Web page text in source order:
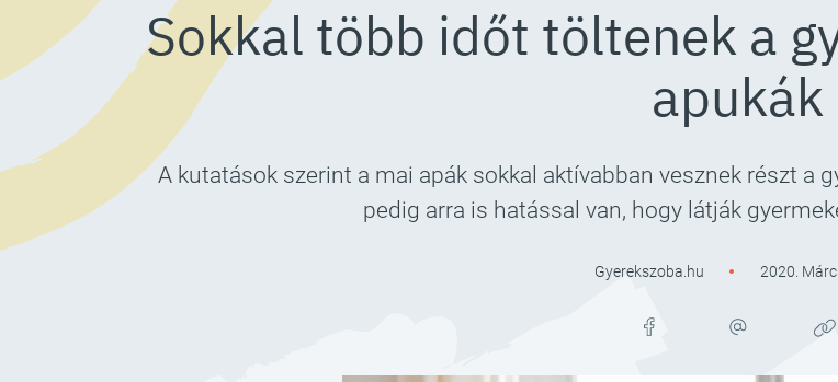
Sokkal több időt töltenek a
apukák
A kutatások szerint a mai apák sokkal aktívabban vesznek részt a
pedig arra is hatással van, hogy látják
Gyerekszoba.hu 2020.